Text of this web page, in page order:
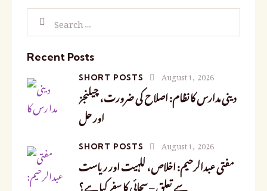
Recent Posts
SHORT POSTS August 1, 2026
دینی مدارس کا نظام: اصلاح کی ضرورت، چیلنجز
اور حل
SHORT POSTS August 1, 2026
مفتی عبدالرحیم: اخلاص، للہیت اور ریاست
سے تعلق – سچائی کا سفر کیا ہے؟